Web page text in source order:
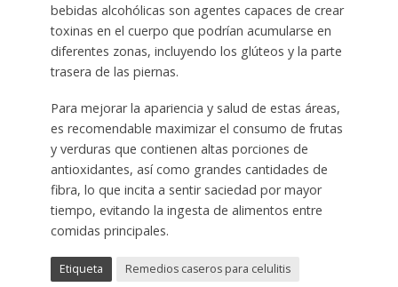
bebidas alcohólicas son agentes capaces de crear
toxinas en el cuerpo que podrían acumularse en
diferentes zonas, incluyendo los glúteos y la parte
trasera de las piernas.
Para mejorar la apariencia y salud de estas áreas,
es recomendable maximizar el consumo de frutas
y verduras que contienen altas porciones de
antioxidantes, así como grandes cantidades de
fibra, lo que incita a sentir saciedad por mayor
tiempo, evitando la ingesta de alimentos entre
comidas principales.
Etiqueta Remedios caseros para celulitis